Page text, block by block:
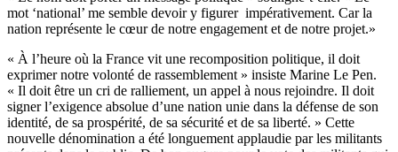
mot ‘national’ me semble devoir y figurer impérativement. Car la
nation représente le cœur de notre engagement et de notre projet.»
« À l’heure où la France vit une recomposition politique, il doit
exprimer notre volonté de rassemblement » insiste Marine Le Pen.
« Il doit être un cri de ralliement, un appel à nous rejoindre. Il doit
signer l’exigence absolue d’une nation unie dans la défense de son
identité, de sa prospérité, de sa sécurité et de sa liberté. » Cette
nouvelle dénomination a été longuement applaudie par les militants